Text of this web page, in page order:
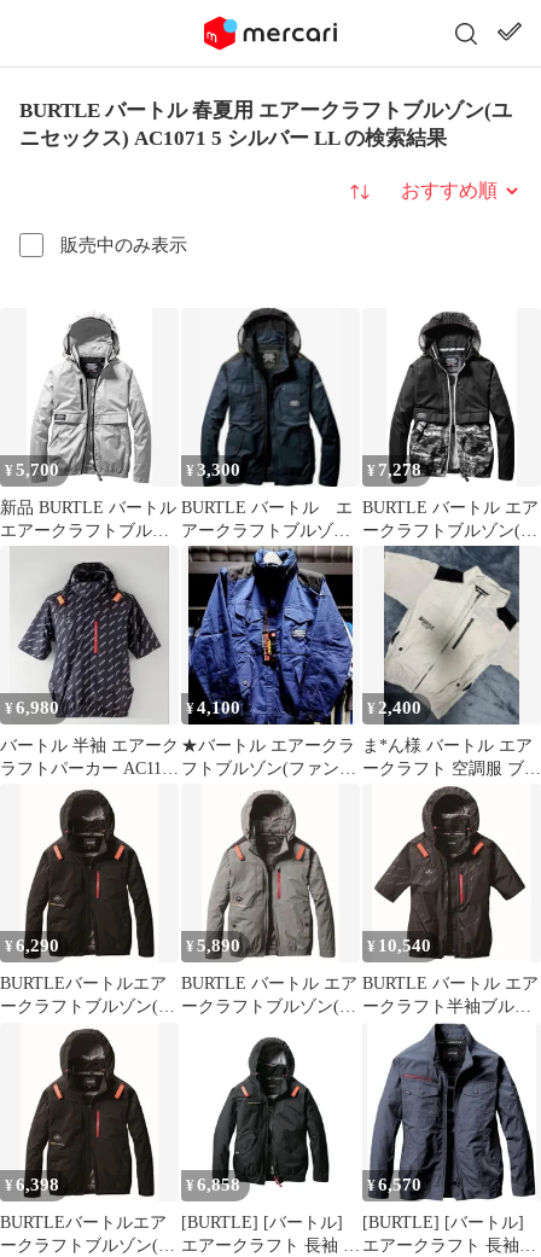
BURTLE バートル 春夏用 エアークラフトブルゾン(ユ
ニセックス) AC1071 5 シルバー LL の検索結果
販売中のみ表示
並び替え
¥5,700
新品 BURTLE バートル
エアークラフトブルゾ
用 シルバー AC1171 5
¥3,300
BURTLE バートル エ
アークラフトブルゾ
ン 空調服
¥ 7,278
BURTLE バートル エア
ークラフトブルゾン(ユ
ニセックス) 春夏用 ブ
ラックウッド AC1171
73 S
¥6,980
バートル 半袖 エアーク
ラフトパーカー AC1156
¥4,100
★バートル エアークラ
フトブルゾン(ファンな
し) S ネイビー 新品未
¥ 2,400
ま*ん様 バートル エア
ークラフト 空調服 ブル
¥6,290
BURTLEバートルエア
ークラフトブルゾン(ユ
ニセックス)春夏用ブラ
ックAC208135S
¥5,890
BURTLE バートル エア
ークラフトブルゾン(ユ
ティールグレー AC2081
¥ 10,540
BURTLE バートル エア
ークラフト半袖ブルゾ
ン(ユニセックス) 春夏
用 バーニー AC2066 71
XXL
¥6,398
BURTLEバートルエア
ークラフトブルゾン(ユ
¥ 6,858
[BURTLE] [バートル]
エアークラフト 長袖 ブ
¥6,570
[BURTLE] [バートル]
エアークラフト 長袖ブ